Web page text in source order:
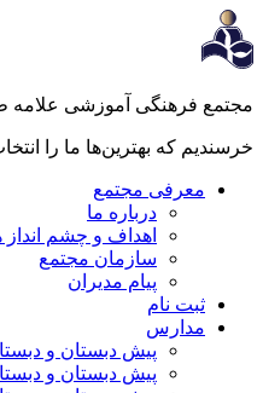
فرهنگی آموزشی علامه
که بهترین‌ها ما را انتخاب
معرفی مجتمع
درباره ما
اهداف و چشم انداز ها
سازمان مجتمع
پیام مدیران
ثبت نام
مدارس
پیش دبستان و دبستان
پیش دبستان و دبستان